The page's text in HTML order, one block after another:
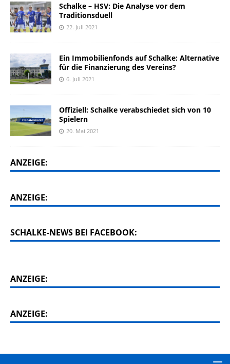
Schalke – HSV: Die Analyse vor dem
Traditionsduell
22. Juli 2021
Ein Immobilienfonds auf Schalke: Alternative
für die Finanzierung des Vereins?
6. Juli 2021
Offiziell: Schalke verabschiedet sich von 10
Spielern
20. Mai 2021
ANZEIGE:
ANZEIGE:
SCHALKE-NEWS BEI FACEBOOK:
ANZEIGE:
ANZEIGE: